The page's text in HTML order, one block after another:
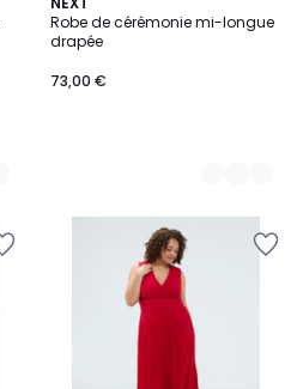
Robe de cérémonie mi-longue
drapée
73,00 €
3
Couleurs